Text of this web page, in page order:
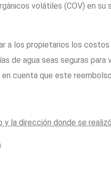
volátiles (COV) en
a los propietarios los
de agua seas seguras
cuenta que este
y la dirección donde se